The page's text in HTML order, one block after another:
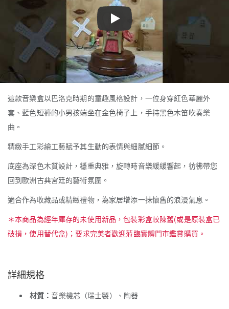
Play
這款音樂盒以巴洛克時期的童趣風格設計，一位身穿紅色華麗外
套、藍色短褲的小男孩端坐在金色椅子上，手持黑色木笛吹奏樂
曲。
精緻手工彩繪工藝賦予其生動的表情與細膩細節。
底座為深色木質設計，穩重典雅，旋轉時音樂緩緩響起，彷彿帶您
回到歐洲古典宮廷的藝術氛圍。
適合作為收藏品或精緻禮物，為家居增添一抹懷舊的浪漫氣息。
＊本商品為經年庫存的未使用新品，包裝彩盒較陳舊(或是原裝盒已
破損，使用替代盒)；要求完美者歡迎蒞臨實體門市鑑賞購買。
詳細規格
材質：音樂機芯（瑞士製）、陶器